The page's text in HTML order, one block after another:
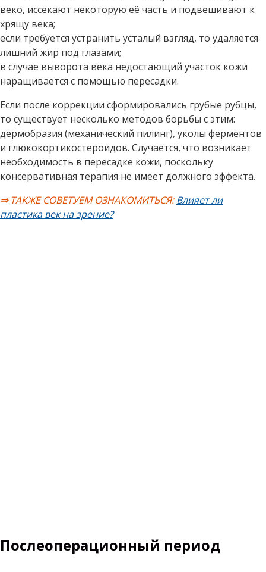
веко, иссекают некоторую её часть и подвешивают к
хрящу века;
если требуется устранить усталый взгляд, то удаляется
лишний жир под глазами;
в случае выворота века недостающий участок кожи
наращивается с помощью пересадки.
Если после коррекции сформировались грубые рубцы,
то существует несколько методов борьбы с этим:
дермобразия (механический пилинг), уколы ферментов
и глюкокортикостероидов. Случается, что возникает
необходимость в пересадке кожи, поскольку
консервативная терапия не имеет должного эффекта.
⇒ТАКЖЕ СОВЕТУЕМ ОЗНАКОМИТЬСЯ:Влияет ли
пластика век на зрение?
Послеоперационный период